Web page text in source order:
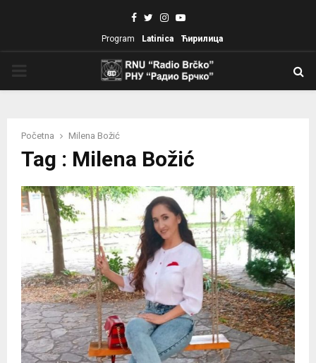
Facebook
TwitterInstagram
Youtube
Program Latinica Ћирилица
Početna Milena Božić
Tag : Milena Božić